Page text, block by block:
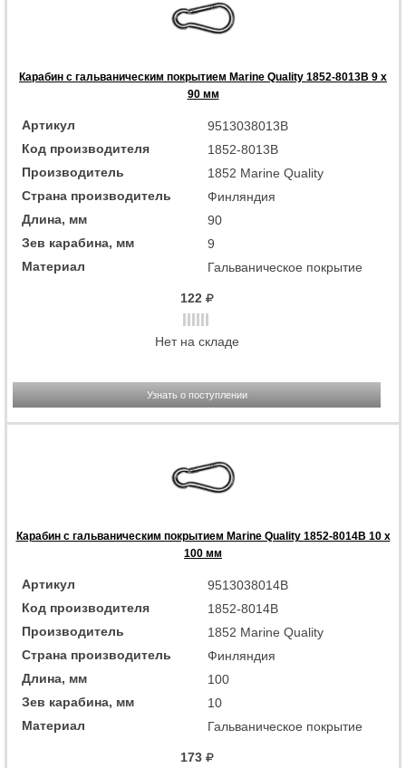
Карабин с гальваническим покрытием Marine Quality 1852-8013B 9 x
90 мм
Артикул
9513038013B
Код производителя
1852-8013B
Производитель
1852 Marine Quality
Страна производитель
Финляндия
Длина, мм
90
Зев карабина, мм
9
Материал
Гальваническое покрытие
122
Нет на складе
Узнать о поступлении
Карабин с гальваническим покрытием Marine Quality 1852-8014B 10 x
100 мм
Артикул
9513038014B
Код производителя
1852-8014B
Производитель
1852 Marine Quality
Страна производитель
Финляндия
Длина, мм
100
Зев карабина, мм
10
Материал
Гальваническое покрытие
173